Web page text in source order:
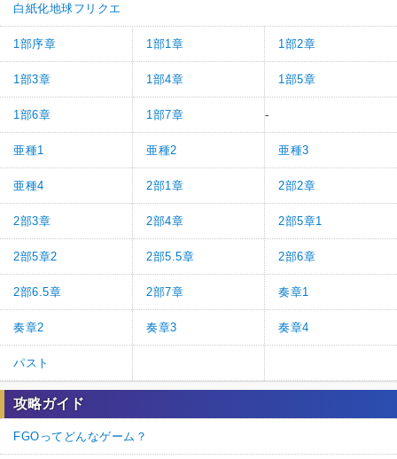
白紙化地球フリクエ
1部序章 1部1章 1部2章
1部3章 1部4章 1部5章
1部6章 1部7章 -
亜種1 亜種2 亜種3
亜種4 2部1章 2部2章
2部3章 2部4章 2部5章1
2部5章2 2部5.5章 2部6章
2部6.5章 2部7章 奏章1
奏章2 奏章3 奏章4
パスト
攻略ガイド
FGOってどんなゲーム？